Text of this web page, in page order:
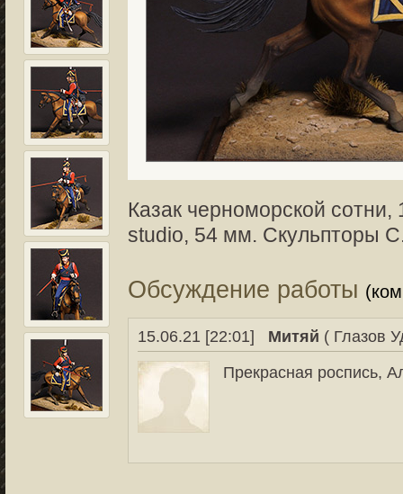
Казак черноморской
studio, 54 мм. Скульпторы
Обсуждение работы
15.06.21 [22:01] Митяй ( Глазов
Прекрасная роспись,